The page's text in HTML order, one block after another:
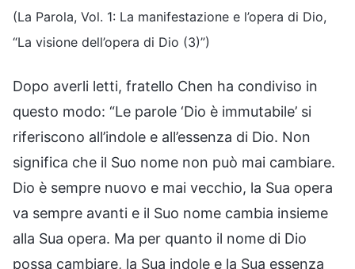
(La Parola, Vol. 1: La manifestazione e l’opera di Dio,
“La visione dell’opera di Dio (3)”)
Dopo averli letti, fratello Chen ha condiviso in
questo modo: “Le parole ‘Dio è immutabile’ si
riferiscono all’indole e all’essenza di Dio. Non
significa che il Suo nome non può mai cambiare.
Dio è sempre nuovo e mai vecchio, la Sua opera
va sempre avanti e il Suo nome cambia insieme
alla Sua opera. Ma per quanto il nome di Dio
possa cambiare, la Sua indole e la Sua essenza